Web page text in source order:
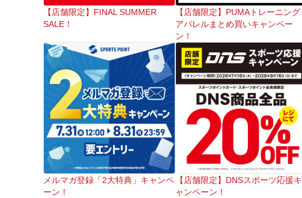
【店舗限定】FINAL SUMMER
SALE！
【店舗限定】PUMAトレーニング
アパレルまとめ買いキャンペー
ン！
メルマガ登録「2大特典」キャンペ
ーン！
【店舗限定】DNSスポーツ応援キ
ャンペーン！